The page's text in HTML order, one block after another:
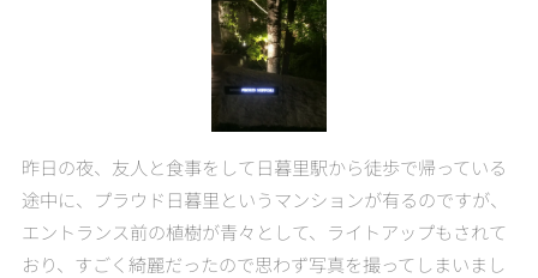
昨日の夜、友人と食事をして日暮里駅から徒歩で帰っている
途中に、プラウド日暮里というマンションが有るのですが、
エントランス前の植樹が青々として、ライトアップもされて
おり、すごく綺麗だったので思わず写真を撮ってしまいまし